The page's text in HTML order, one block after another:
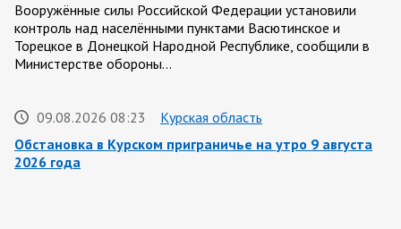
Вооружённые силы Российской Федерации установили
контроль над населёнными пунктами Васютинское и
Торецкое в Донецкой Народной Республике, сообщили в
Министерстве обороны…
09.08.2026 08:23
Курская область
Обстановка в Курском приграничье на утро 9 августа
2026 года